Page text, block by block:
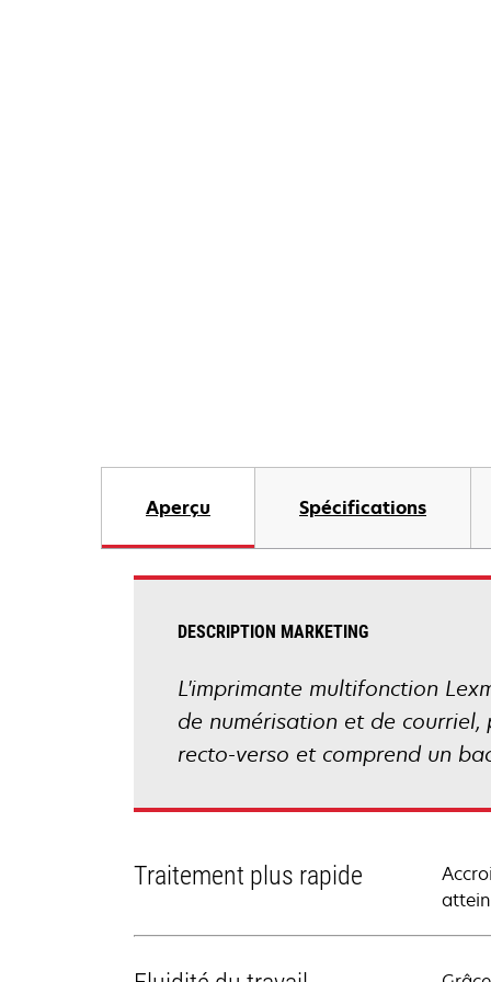
Aperçu Spécifications
DESCRIPTION MARKETING
L'imprimante multifonction
de numérisation et de
recto-verso et comprend un
Traitement plus rapide